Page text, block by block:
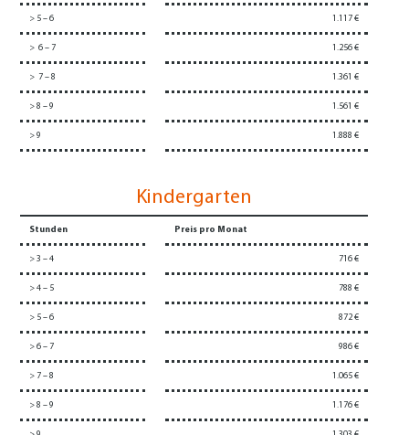
> 5 – 6 1.117 €
> 6 – 7 1.256 €
> 7 – 8 1.361 €
> 8 – 9 1.561 €
> 9 1.888 €
Kindergarten
Stunden Preis pro Monat
> 3 – 4 716 €
> 4 – 5 788 €
> 5 – 6 872 €
> 6 – 7 986 €
> 7 – 8 1.065 €
> 8 – 9 1.176 €